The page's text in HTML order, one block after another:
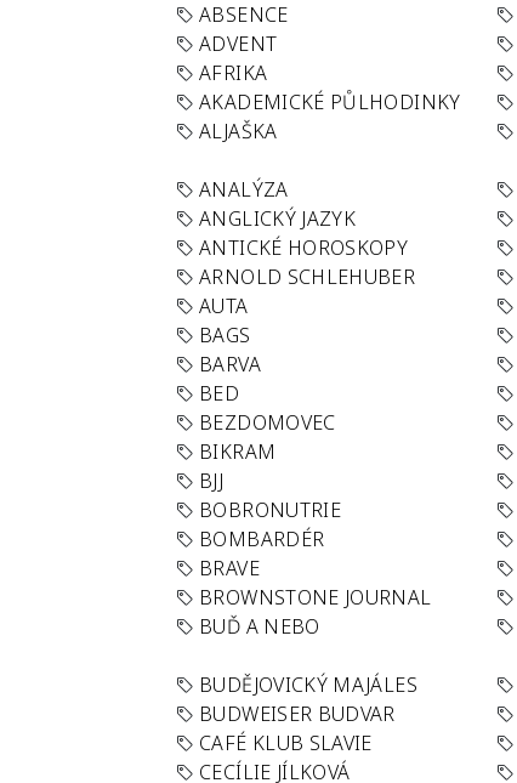
ABSENCE
ADVENT
AFRIKA
AKADEMICKÉ PŮLHODINKY
ALJAŠKA
ANALÝZA
ANGLICKÝ JAZYK
ANTICKÉ HOROSKOPY
ARNOLD SCHLEHUBER
AUTA
BAGS
BARVA
BED
BEZDOMOVEC
BIKRAM
BJJ
BOBRONUTRIE
BOMBARDÉR
BRAVE
BROWNSTONE JOURNAL
BUĎ A NEBO
BUDĚJOVICKÝ MAJÁLES
BUDWEISER BUDVAR
CAFÉ KLUB SLAVIE
CECÍLIE JÍLKOVÁ